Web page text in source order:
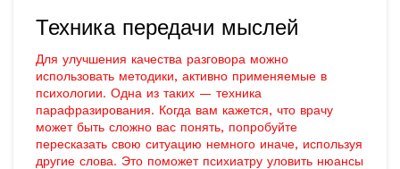
Техника передачи мыслей
Для улучшения качества разговора можно
использовать методики, активно применяемые в
психологии. Одна из таких — техника
парафразирования. Когда вам кажется, что врачу
может быть сложно вас понять, попробуйте
пересказать свою ситуацию немного иначе, используя
другие слова. Это поможет психиатру уловить нюансы